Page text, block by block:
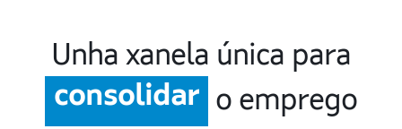
Unha xanela única para
consolidar
impulsar
o emprego